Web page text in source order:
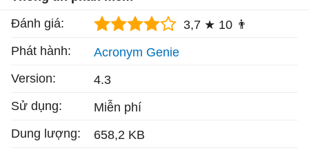
Đánh giá:
3,7 ★ 10 👨
Phát hành:
Acronym Genie
Version:
4.3
Sử dụng:
Miễn phí
Dung lượng:
658,2 KB